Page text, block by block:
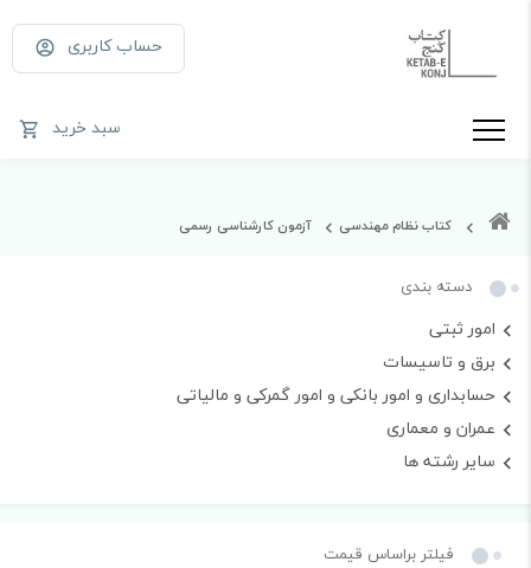
حساب کاربری
سبد خرید
کتاب نظام مهندسی آزمون کارشناسی رسمی
دسته بندی
امور ثبتی
برق و تاسیسات
حسابداری و امور بانکی و امور گمرکی و مالیاتی
عمران و معماری
سایر رشته ها
فیلتر براساس قیمت